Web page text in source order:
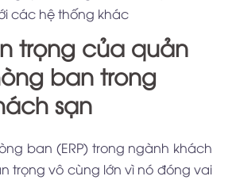
các hệ thống khác
trọng của quản
ban trong
sạn
ban (ERP) trong ngành khách
trọng vô cùng lớn vì nó đóng vai